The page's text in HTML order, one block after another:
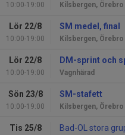
10:00-19:00 Kilsbergen, Örebro
Lör 22/8
10:00-19:00
SM medel, final
Kilsbergen, Örebro
Lör 22/8
10:00-19:00
DM-sprint och
Vagnhärad
Sön 23/8
10:00-19:00
SM-stafett
Kilsbergen, Örebro
Tis 25/8 Bad-OL stora